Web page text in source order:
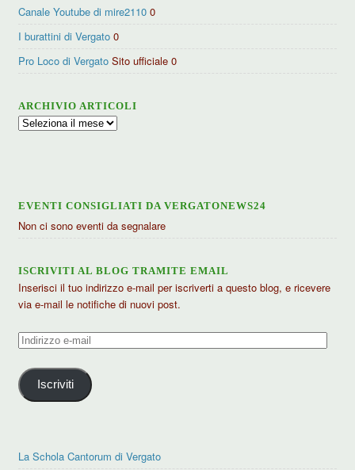
Canale Youtube di mire2110 0
I burattini di Vergato 0
Pro Loco di Vergato Sito ufficiale 0
ARCHIVIO ARTICOLI
Archivio
EVENTI CONSIGLIATI DA VERGATONEWS24
Non ci sono eventi da segnalare
ISCRIVITI AL BLOG TRAMITE EMAIL
Inserisci il tuo indirizzo e-mail per iscriverti a questo blog, e ricevere
via e-mail le notifiche di nuovi post.
Indirizzo
mail
Iscriviti
La Schola Cantorum di Vergato